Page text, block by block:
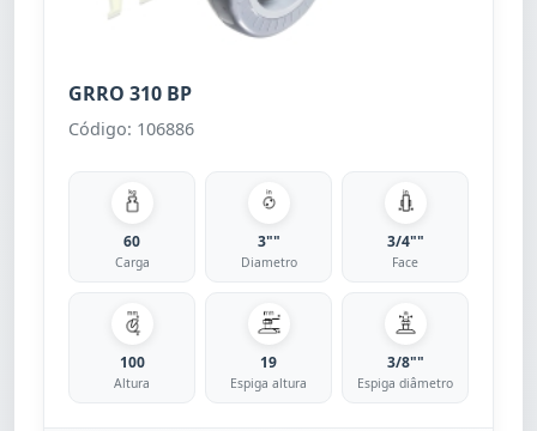
GRRO 310 BP
Código: 106886
60
Carga
3""
Diametro
3/4""
Face
100
Altura
19
Espiga altura
3/8""
Espiga diâmetro